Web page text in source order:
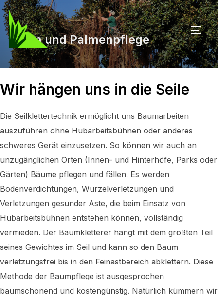
Zu
Inhalten
springen
Baum und Palmenpflege
Wir hängen uns in die Seile
Die Seilklettertechnik ermöglicht uns Baumarbeiten
auszuführen ohne Hubarbeitsbühnen oder anderes
schweres Gerät einzusetzen. So können wir auch an
unzugänglichen Orten (Innen- und Hinterhöfe, Parks oder
Gärten) Bäume pflegen und fällen. Es werden
Bodenverdichtungen, Wurzelverletzungen und
Verletzungen gesunder Äste, die beim Einsatz von
Hubarbeitsbühnen entstehen können, vollständig
vermieden. Der Baumkletterer hängt mit dem größten Teil
seines Gewichtes im Seil und kann so den Baum
verletzungsfrei bis in den Feinastbereich abklettern. Diese
Methode der Baumpflege ist ausgesprochen
baumschonend und kostengünstig. Natürlich kümmern wir